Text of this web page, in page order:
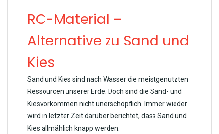
RC-Material –
Alternative zu Sand und
Kies
Sand und Kies sind nach Wasser die meistgenutzten
Ressourcen unserer Erde. Doch sind die Sand- und
Kiesvorkommen nicht unerschöpflich. Immer wieder
wird in letzter Zeit darüber berichtet, dass Sand und
Kies allmählich knapp werden.